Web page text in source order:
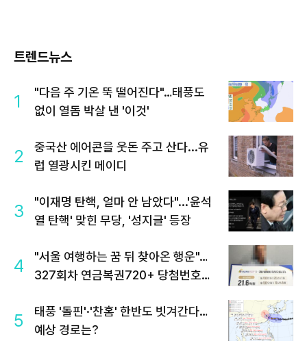
트렌드뉴스
1
"다음 주 기온 뚝 떨어진다"…태풍도
없이 열돔 박살 낸 '이것'
2
중국산 에어콘을 웃돈 주고 산다...유
럽 열광시킨 메이디
3
"이재명 탄핵, 얼마 안 남았다"...'윤석
열 탄핵' 맞힌 무당, '성지글' 등장
4
"서울 여행하는 꿈 뒤 찾아온 행운"…
327회차 연금복권720+ 당첨번호조
5
태풍 '돌핀'·'찬홈' 한반도 빗겨간다…
예상 경로는?